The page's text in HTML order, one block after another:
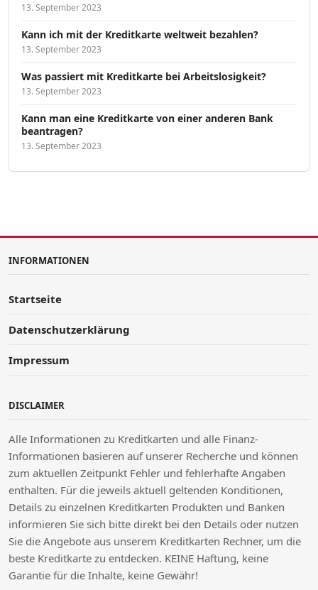
13. September 2023
Kann ich mit der Kreditkarte weltweit bezahlen?
13. September 2023
Was passiert mit Kreditkarte bei Arbeitslosigkeit?
13. September 2023
Kann man eine Kreditkarte von einer anderen Bank
beantragen?
13. September 2023
INFORMATIONEN
Startseite
Datenschutzerklärung
Impressum
DISCLAIMER
Alle Informationen zu Kreditkarten und alle Finanz-
Informationen basieren auf unserer Recherche und können
zum aktuellen Zeitpunkt Fehler und fehlerhafte Angaben
enthalten. Für die jeweils aktuell geltenden Konditionen,
Details zu einzelnen Kreditkarten Produkten und Banken
informieren Sie sich bitte direkt bei den Details oder nutzen
Sie die Angebote aus unserem Kreditkarten Rechner, um die
beste Kreditkarte zu entdecken. KEINE Haftung, keine
Garantie für die Inhalte, keine Gewähr!